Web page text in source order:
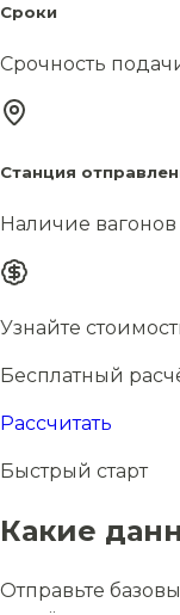
Сроки
Срочность
Станция
Наличие
Узнайте
Бесплатный
Рассчитать
Быстрый старт
Какие
Отправьте